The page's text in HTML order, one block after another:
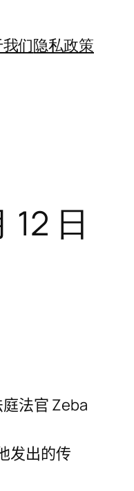
们隐私政策
日
法官 Zeba
发出的传